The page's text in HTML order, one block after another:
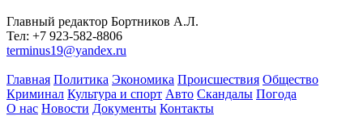
Главный редактор Бортников А.Л.
Тел: +7 923-582-8806
terminus19@yandex.ru
Главная Политика Экономика Происшествия Общество
Криминал Культура и спорт Авто Скандалы Погода
О нас Новости Документы Контакты